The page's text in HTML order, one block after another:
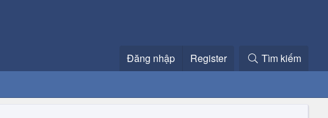
Đăng nhập Register Tìm kiếm